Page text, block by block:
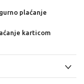
plaćanje
karticom